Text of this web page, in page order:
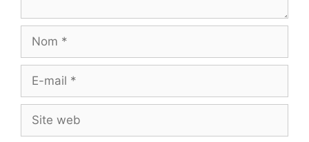
Nom
Site
web